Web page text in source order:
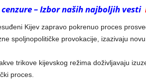
cenzure – Izbor naših najboljih vesti
Kijev zapravo pokrenuo proces
spoljnopolitičke provokacije, izazivaju
trikove kijevskog režima doživljavaju
proces.